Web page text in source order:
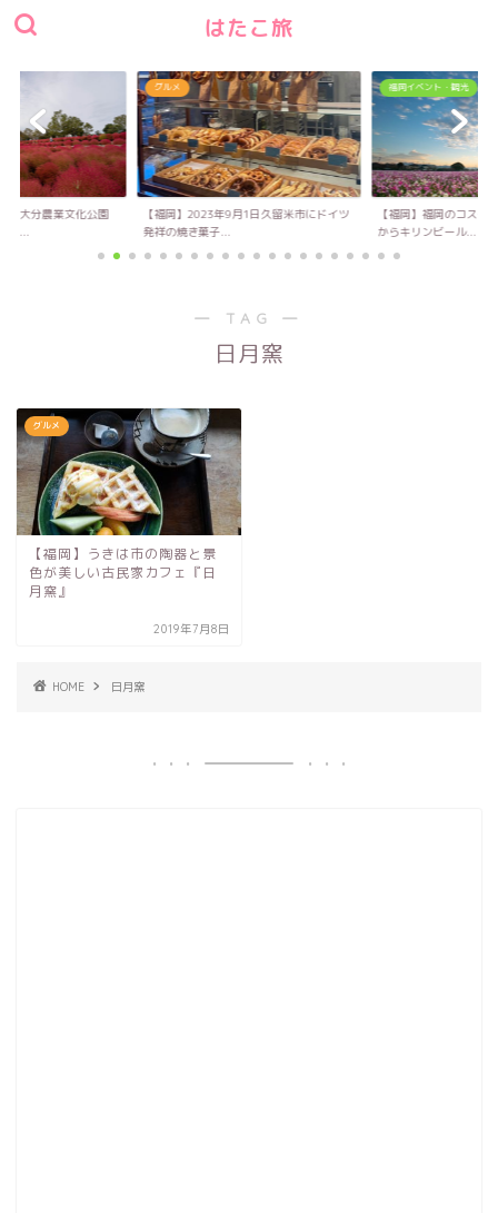
はたこ旅
！大分農業文化公園
キ...
グルメ
【福岡】2023年9月1日久留米市にドイツ
発祥の焼き菓子...
福岡イベント・観光
【福岡】福岡のコスモ
からキリンビール...
― TAG ―
日月窯
グルメ
【福岡】うきは市の陶器と景
色が美しい古民家カフェ『日
月窯』
2019年7月8日
HOME 日月窯